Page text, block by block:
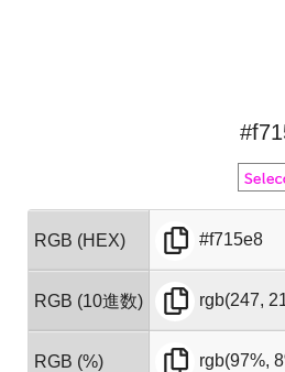
RGB (HEX) #f715e8
RGB (10進数) rgb(247,
RGB (%) rgb(97%,